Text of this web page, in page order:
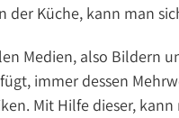
Küche, kann man
Medien, also Bildern
immer dessen
Mit Hilfe dieser,